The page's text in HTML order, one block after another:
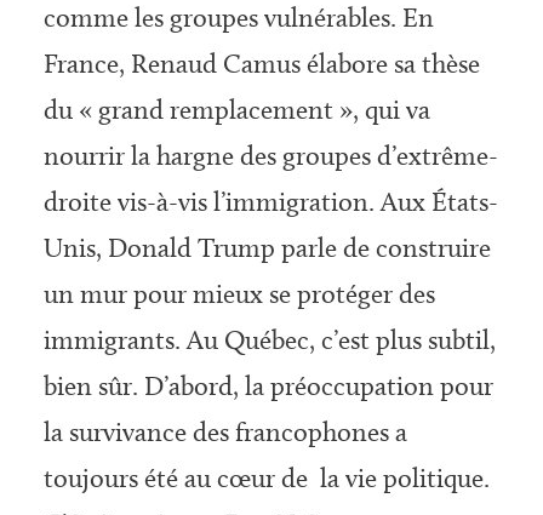
comme les groupes vulnérables. En
France, Renaud Camus élabore sa thèse
du « grand remplacement », qui va
nourrir la hargne des groupes d’extrême-
droite vis-à-vis l’immigration. Aux États-
Unis, Donald Trump parle de construire
un mur pour mieux se protéger des
immigrants. Au Québec, c’est plus subtil,
bien sûr. D’abord, la préoccupation pour
la survivance des francophones a
toujours été au cœur de la vie politique.